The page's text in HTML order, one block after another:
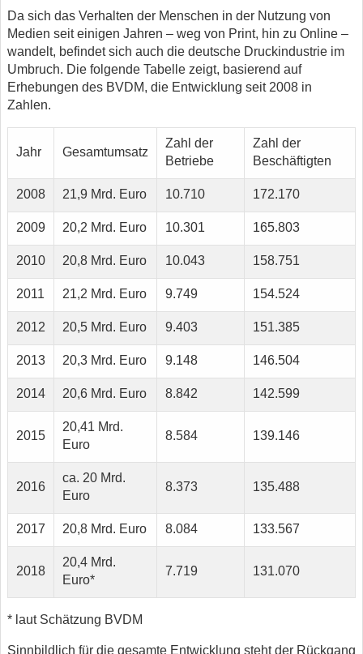
Da sich das Verhalten der Menschen in der Nutzung von
Medien seit einigen Jahren – weg von Print, hin zu Online –
wandelt, befindet sich auch die deutsche Druckindustrie im
Umbruch. Die folgende Tabelle zeigt, basierend auf
Erhebungen des BVDM, die Entwicklung seit 2008 in
Zahlen.
Jahr Gesamtumsatz
Zahl der
Betriebe
Zahl der
Beschäftigten
2008 21,9 Mrd. Euro 10.710 172.170
2009 20,2 Mrd. Euro 10.301 165.803
2010 20,8 Mrd. Euro 10.043 158.751
2011 21,2 Mrd. Euro 9.749 154.524
2012 20,5 Mrd. Euro 9.403 151.385
2013 20,3 Mrd. Euro 9.148 146.504
2014 20,6 Mrd. Euro 8.842 142.599
2015
20,41 Mrd.
Euro
8.584 139.146
2016
ca. 20 Mrd.
Euro
8.373 135.488
2017 20,8 Mrd. Euro 8.084 133.567
2018
20,4 Mrd.
Euro*
7.719 131.070
* laut Schätzung BVDM
Sinnbildlich für die gesamte Entwicklung steht der Rückgang